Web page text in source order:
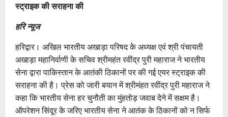
स्ट्राइक की सराहना की
हरि न्यूज
हरिद्वार। अखिल भारतीय अखाड़ा परिषद के अध्यक्ष एवं श्री पंचायती
अखाड़ा महानिर्वाणी के सचिव श्रीमहंत रवींद्र पुरी महाराज ने भारतीय
सेना द्वारा पाकिस्तान के आतंकी ठिकानों पर की गई एयर स्ट्राइक की
सराहना की है। प्रेस को जारी बयान में श्रीमंहत रवींद्र पुरी महाराज ने
कहा कि भारतीय सेना हर चुनौती का मुंहतोड़ जवाब देने में सक्षम है।
ऑपरेशन सिंदूर के जरिए भारतीय सेना ने आतंक के ठिकानों को न सिर्फ